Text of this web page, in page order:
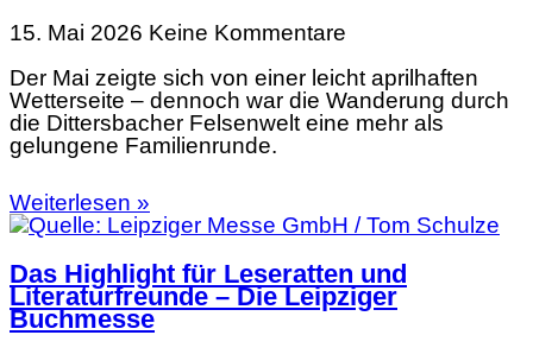
15. Mai 2026 Keine Kommentare
Der Mai zeigte sich von einer leicht aprilhaften
Wetterseite – dennoch war die Wanderung durch
die Dittersbacher Felsenwelt eine mehr als
gelungene Familienrunde.
Weiterlesen »
Das Highlight für Leseratten und
Literaturfreunde – Die Leipziger
Buchmesse